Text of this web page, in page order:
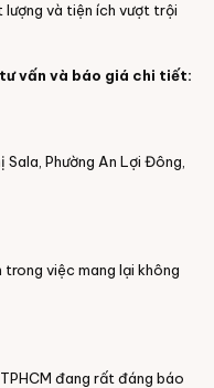
lượng và tiện ích vượt trội
vấn và báo giá chi tiết:
Phường An Lợi Đông,
trong việc mang lại không
đang rất đáng báo